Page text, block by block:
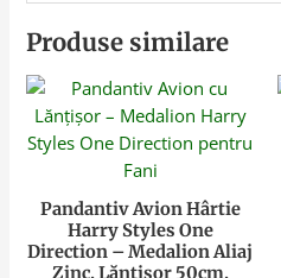
Produse similare
Pandantiv Avion Hârtie
Harry Styles One
Direction – Medalion Aliaj
Zinc, Lănțișor 50cm,